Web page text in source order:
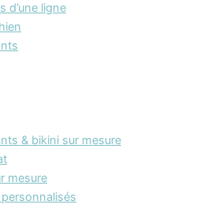
d’une ligne
& bikini sur mesure
mesure